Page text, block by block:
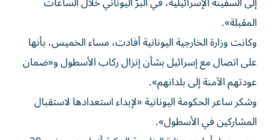
المقبلة».
وكانت وزارة الخارجية اليونانية أفادت، مساء الخميس، بأنها
على اتصال مع إسرائيل بشأن إنزال ركاب الأسطول و«ضمان
عودتهم الآمنة إلى بلدانهم».
وشكر ساعر الحكومة اليونانية «لإبداء استعدادها لاستقبال
المشاركين في الأسطول».